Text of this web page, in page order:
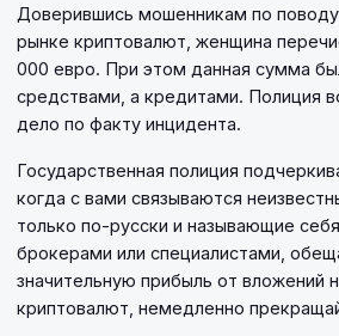
Доверившись мошенникам по
рынке криптовалют, женщина
000 евро. При этом данная сумма
средствами, а кредитами. Полиция
дело по факту инцидента.
Государственная полиция
когда с вами связываются
только по-русски и называющие
брокерами или специалистами,
значительную прибыль от вложений
криптовалют, немедленно